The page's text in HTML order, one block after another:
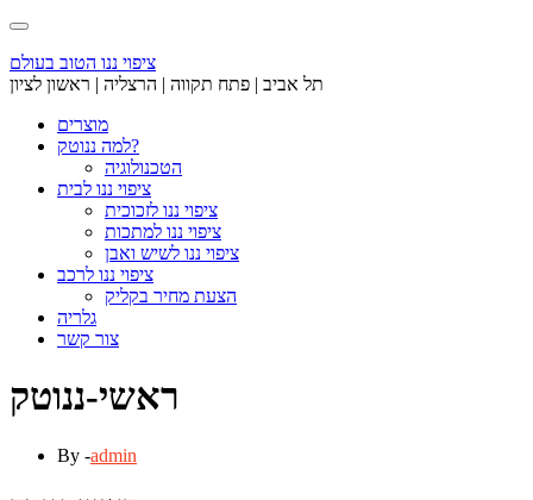
Skip
content
ציפוי ננו הטוב בעולם
תל אביב | פתח תקווה | הרצליה | ראשון לציון
מוצרים
למה ננוטק?
הטכנולוגיה
ציפוי ננו לבית
ציפוי ננו לזכוכית
ציפוי ננו למתכות
ציפוי ננו לשיש ואבן
ציפוי ננו לרכב
הצעת מחיר בקליק
גלריה
צור קשר
ראשי-ננוטק
By -admin